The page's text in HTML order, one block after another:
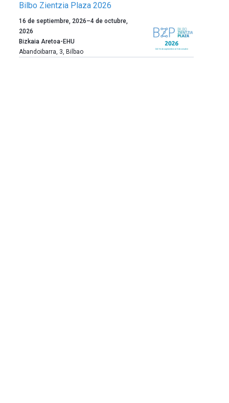
Bilbo Zientzia Plaza 2026
Un
año
más,
Bilbao
16 de septiembre, 2026–4 de octubre,
2026
Bizkaia Aretoa-EHU
Abandoibarra, 3, Bilbao